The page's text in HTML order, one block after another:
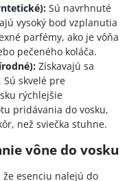
Sú navrhnuté
vysoký bod vzplanutia
parfémy, ako je vôňa
pečeného koláča.
Získavajú sa
skvelé pre
rýchlejšie
pridávania do vosku,
než sviečka stuhne.
vône do vosku
že esenciu nalejú do